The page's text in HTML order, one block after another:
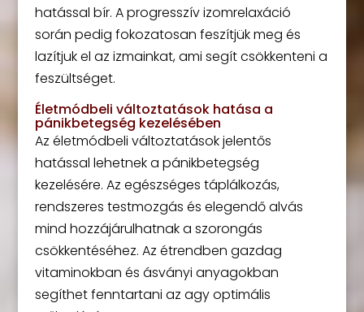
hatással bír. A progresszív izomrelaxáció
során pedig fokozatosan feszítjük meg és
lazítjuk el az izmainkat, ami segít csökkenteni a
feszültséget.
Életmódbeli változtatások hatása a
pánikbetegség kezelésében
Az életmódbeli változtatások jelentős
hatással lehetnek a pánikbetegség
kezelésére. Az egészséges táplálkozás,
rendszeres testmozgás és elegendő alvás
mind hozzájárulhatnak a szorongás
csökkentéséhez. Az étrendben gazdag
vitaminokban és ásványi anyagokban
segíthet fenntartani az agy optimális